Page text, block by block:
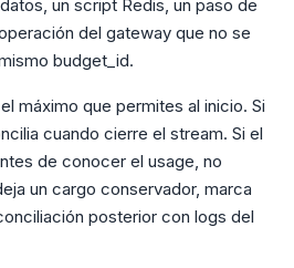
un script Redis, un paso de
del gateway que no se
budget_id.
máximo que permites al inicio. Si
cuando cierre el stream. Si el
de conocer el usage, no
un cargo conservador, marca
posterior con logs del